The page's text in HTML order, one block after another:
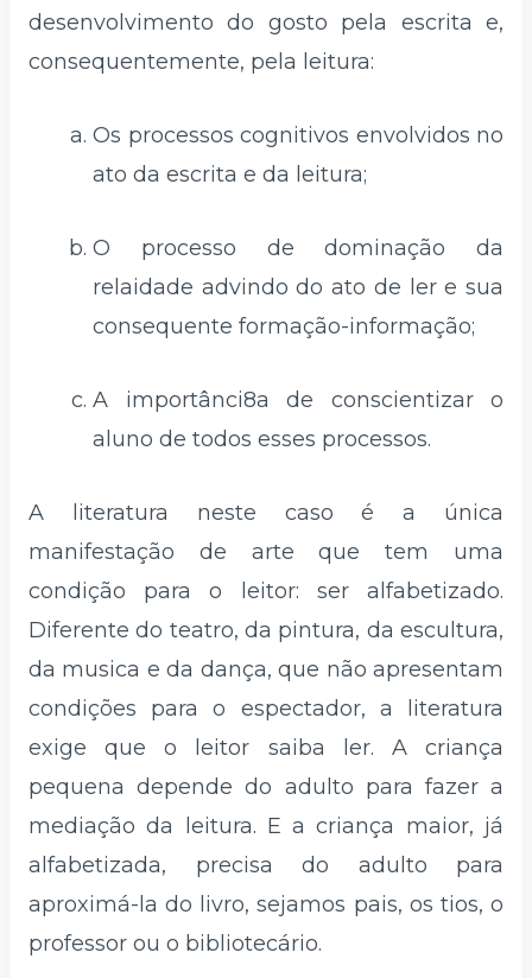
desenvolvimento do gosto pela escrita e,
consequentemente, pela leitura:
Os processos cognitivos envolvidos no
ato da escrita e da leitura;
O processo de dominação da
relaidade advindo do ato de ler e sua
consequente formação-informação;
A importânci8a de conscientizar o
aluno de todos esses processos.
A literatura neste caso é a única
manifestação de arte que tem uma
condição para o leitor: ser alfabetizado.
Diferente do teatro, da pintura, da escultura,
da musica e da dança, que não apresentam
condições para o espectador, a literatura
exige que o leitor saiba ler. A criança
pequena depende do adulto para fazer a
mediação da leitura. E a criança maior, já
alfabetizada, precisa do adulto para
aproximá-la do livro, sejamos pais, os tios, o
professor ou o bibliotecário.